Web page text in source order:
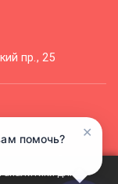
пр., 25
уточняйте
для
✕
помочь?